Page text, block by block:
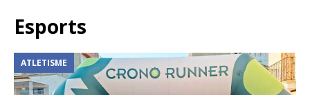
Esports
ATLETISME